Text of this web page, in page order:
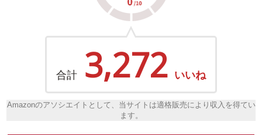
合計 3,272 いいね
Amazonのアソシエイトとして、当サイトは適格販売により収入を得てい
ます。